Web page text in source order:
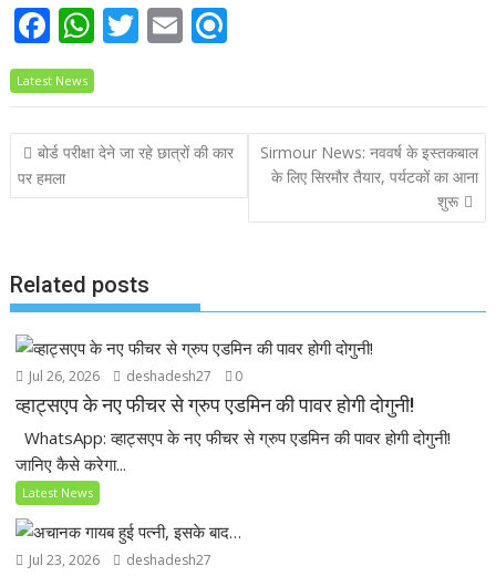
F
ac
e
b
o
o
W
at
s
A
p
T
itt
er
E
ai
l
i
n
d
Latest News
Post
navigation
बोर्ड परीक्षा देने जा रहे छात्रों की कार
पर हमला
Sirmour News: नववर्ष के इस्तकबाल
के लिए सिरमौर तैयार, पर्यटकों का आना
शुरू
Related posts
Jul 26, 2026 deshadesh27 0
व्हाट्सएप के नए फीचर से ग्रुप एडमिन की पावर होगी दोगुनी!
WhatsApp: व्हाट्सएप के नए फीचर से ग्रुप एडमिन की पावर होगी दोगुनी!
जानिए कैसे करेगा...
Latest News
Jul 23, 2026 deshadesh27